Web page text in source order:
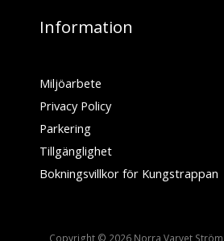
Information
Miljöarbete
Privacy Policy
Parkering
Tillgänglighet
Bokningsvillkor för Kungstrappan
Copyright © 2026 Norra Varvet